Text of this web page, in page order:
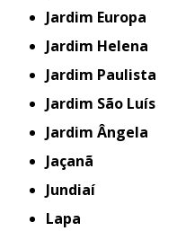
Jardim Europa
Jardim Helena
Jardim Paulista
Jardim São Luís
Jardim Ângela
Jaçanã
Jundiaí
Lapa